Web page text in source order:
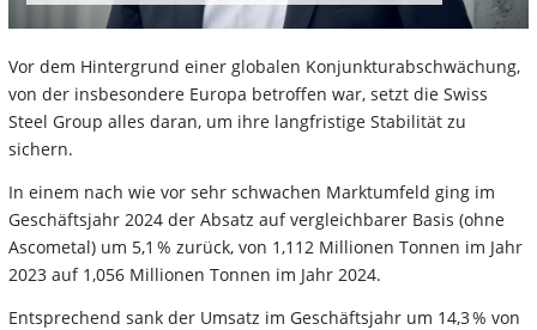
Vor dem Hintergrund einer globalen Konjunkturabschwächung,
von der insbesondere Europa betroffen war, setzt die Swiss
Steel Group alles daran, um ihre langfristige Stabilität zu
sichern.
In einem nach wie vor sehr schwachen Marktumfeld ging im
Geschäftsjahr 2024 der Absatz auf vergleichbarer Basis (ohne
Ascometal) um 5,1 % zurück, von 1,112 Millionen Tonnen im Jahr
2023 auf 1,056 Millionen Tonnen im Jahr 2024.
Entsprechend sank der Umsatz im Geschäftsjahr um 14,3 % von